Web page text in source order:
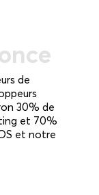
de
30% de
et 70%
et notre